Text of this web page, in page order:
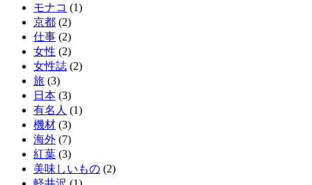
モナコ (1)
京都 (2)
仕事 (2)
女性 (2)
女性誌 (2)
旅 (3)
日本 (3)
有名人 (1)
機材 (3)
海外 (7)
紅葉 (3)
美味しいもの (2)